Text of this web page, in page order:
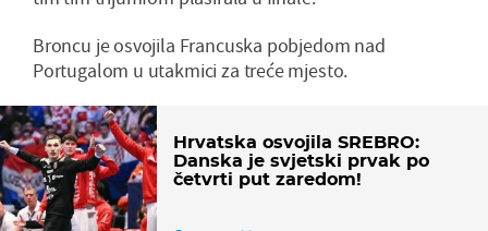
Broncu je osvojila Francuska pobjedom nad
Portugalom u utakmici za treće mjesto.
Hrvatska osvojila SREBRO:
Danska je svjetski prvak po
četvrti put zaredom!